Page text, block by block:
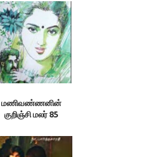
மணிவண்ணனின்
குறிஞ்சி மலர் 85